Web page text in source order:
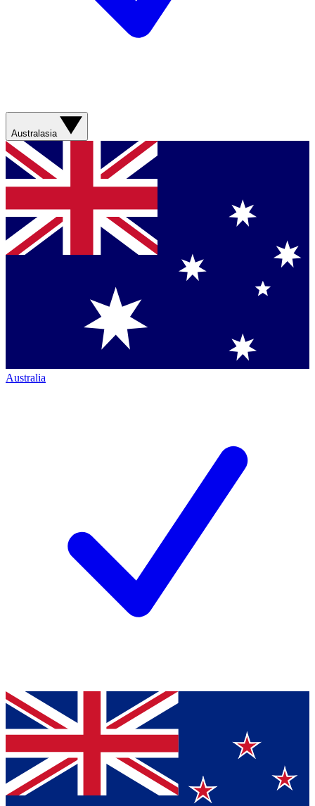
Australasia
Australia